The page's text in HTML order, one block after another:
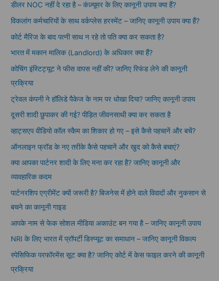
डीलर NOC नहीं दे रहा है – कंज़्यूमर के लिए कानूनी उपाय क्या हैं?
विकलांग कर्मचारियों के साथ वर्कप्लेस हरस्मेंट – जानिए कानूनी उपाय क्या हैं?
कोर्ट मैरिज के बाद पत्नी साथ न रहे तो पति क्या कर सकता है?
भारत में मकान मालिक (Landlord) के अधिकार क्या हैं?
कोचिंग इंस्टिट्यूट ने फीस वापस नहीं की? जानिए रिफंड लेने की कानूनी
प्रक्रिया
ट्रेवल कंपनी ने हॉलिडे पैकेज के नाम पर धोखा दिया? जानिए कानूनी उपाय
दूसरी शादी छुपाकर की गई? पीड़ित जीवनसाथी क्या कर सकता है
व्हाट्सएप वीडियो कॉल स्कैम का शिकार हो गए – इसे कैसे पहचानें और बचें?
ऑनलाइन फ्रॉड के नए तरीके कैसे पहचानें और खुद को कैसे बचाएं?
क्या आपका पार्टनर शादी के लिए मना कर रहा है? जानिए कानूनी और
व्यावहारिक कदम
पार्टनरशिप एग्रीमेंट क्यों जरूरी है? बिजनेस में होने वाले विवादों और नुकसान से
बचने का कानूनी गाइड
आपके नाम से फेक सोशल मीडिया अकाउंट बन गया है – जानिए कानूनी उपाय
NRI के लिए भारत में प्रॉपर्टी डिस्प्यूट का समाधान – जानिए कानूनी विकल्प
स्पेसिफिक परफॉरमेंस सूट क्या है? जानिए कोर्ट में केस फाइल करने की कानूनी
प्रक्रिया